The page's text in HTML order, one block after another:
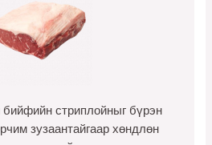
стриплойныг бүрэн
зузаантайгаар хөндлөн